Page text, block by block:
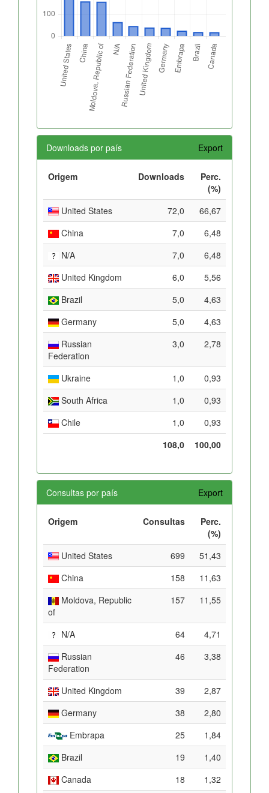
Downloads por país Export
Origem Downloads
Perc.
(%)
United States
72,0
66,67
China
7,0
6,48
N/A
7,0
6,48
United Kingdom
6,0
5,56
Brazil
5,0
4,63
Germany
5,0
4,63
Russian
Federation
3,0 2,78
Ukraine 1,0
0,93
South Africa
1,0
0,93
Chile
1,0
0,93
108,0
100,00
Consultas por país Export
Origem Consultas
Perc.
(%)
United States
699
51,43
China
158
11,63
Moldova, Republic
of
157 11,55
N/A 64
4,71
Russian
Federation
46 3,38
United Kingdom 39
2,87
Germany
38
2,80
Embrapa
25
1,84
Brazil
19
1,40
Canada
18
1,32